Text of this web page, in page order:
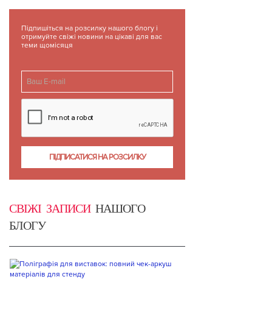
Підпишіться на розсилку нашого блогу і
отримуйте свіжі новини на цікаві для вас
теми щомісяця
СВІЖІ ЗАПИСИНАШОГО
БЛОГУ